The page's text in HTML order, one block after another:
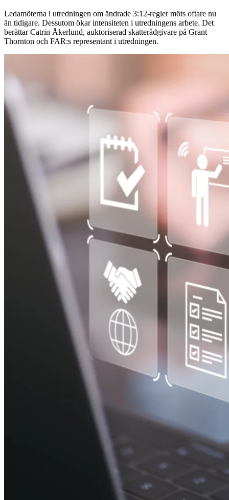
Ledamöterna i utredningen om ändrade 3:12-regler möts oftare nu
än tidigare. Dessutom ökar intensiteten i utredningens arbete. Det
berättar Catrin Åkerlund, auktoriserad skatterådgivare på Grant
Thornton och FAR:s representant i utredningen.